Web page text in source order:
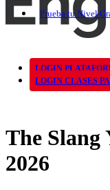
Prueba tu Nivel
LOGIN
LOGIN CLASES
The Slang
2026